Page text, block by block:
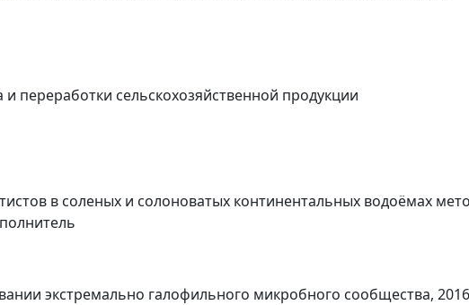
переработки сельскохозяйственной продукции
в соленых и солоноватых континентальных водоёмах
экстремально галофильного микробного сообщества, 2016